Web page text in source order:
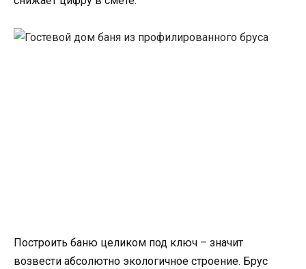
Построить баню целиком под ключ – значит
возвести абсолютно экологичное строение. Брус